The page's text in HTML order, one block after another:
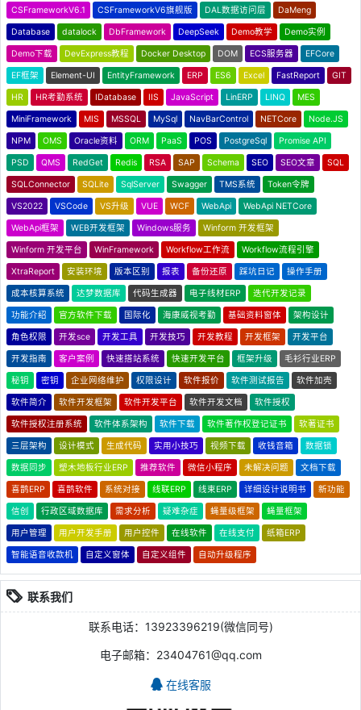
CSFrameworkV6.1 CSFrameworkV6旗舰版 DAL数据访问层 DaMeng
Database datalock DbFramework DeepSeek Demo教学 Demo实例
Demo下载 DevExpress教程 Docker Desktop DOM ECS服务器 EFCore
EF框架 Element-UI EntityFramework ERP ES6 Excel FastReport GIT
HR HR考勤系统 IDatabase IIS JavaScript LinERP LINQ MES
MiniFramework MIS MSSQL MySql NavBarControl NETCore Node.JS
NPM OMS Oracle资料 ORM PaaS POS PostgreSql Promise API
PSD QMS RedGet Redis RSA SAP Schema SEO SEO文章 SQL
SQLConnector SQLite SqlServer Swagger TMS系统 Token令牌
VS2022 VSCode VS升级 VUE WCF WebApi WebApi NETCore
WebApi框架 WEB开发框架 Windows服务 Winform 开发框架
Winform 开发平台 WinFramework Workflow工作流 Workflow流程引擎
XtraReport 安装环境 版本区别 报表 备份还原 踩坑日记 操作手册
成本核算系统 达梦数据库 代码生成器 电子线材ERP 迭代开发记录
功能介绍 官方软件下载 国际化 海康威视考勤 基础资料窗体 架构设计
角色权限 开发sce 开发工具 开发技巧 开发教程 开发框架 开发平台
开发指南 客户案例 快速搭站系统 快速开发平台 框架升级 毛衫行业ERP
秘钥 密钥 企业网络维护 权限设计 软件报价 软件测试报告 软件加壳
软件简介 软件开发框架 软件开发平台 软件开发文档 软件授权
软件授权注册系统 软件体系架构 软件下载 软件著作权登记证书 软著证书
三层架构 设计模式 生成代码 实用小技巧 视频下载 收钱音箱 数据锁
数据同步 塑木地板行业ERP 推荐软件 微信小程序 未解决问题 文档下载
喜鹊ERP 喜鹊软件 系统对接 线联ERP 线束ERP 详细设计说明书 新功能
信创 行政区域数据库 需求分析 疑难杂症 蝇量级框架 蝇量框架
用户管理 用户开发手册 用户控件 在线软件 在线支付 纸箱ERP
智能语音收款机 自定义窗体 自定义组件 自动升级程序
联系我们
联系电话：13923396219(微信同号)
电子邮箱：23404761@qq.com
在线客服